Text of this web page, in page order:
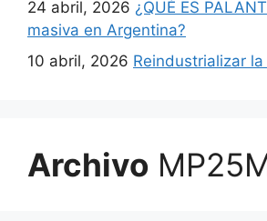
24 abril, 2026 ¿QUÉ ES
masiva en Argentina?
10 abril, 2026 Reindustrializar
Archivo